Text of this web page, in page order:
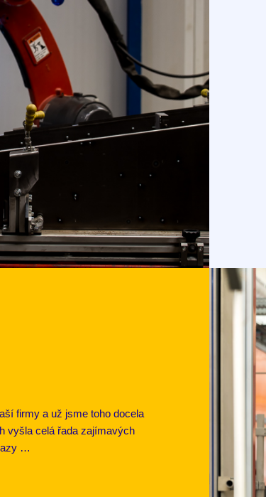
firmy a už jsme toho docela
vyšla celá řada zajímavých
…